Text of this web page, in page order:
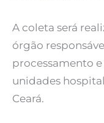
A coleta será
órgão
processamento
unidades
Ceará.